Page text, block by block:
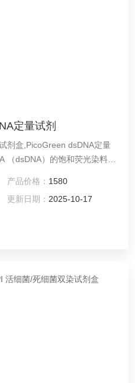
定量试剂
剂盒,PicoGreen dsDNA定量
（dsDNA）的饱和荧光染料，
dsDNA结合后才发出荧光，
生的荧光强度与dsDNA浓度
合于dsDNA的定量检测。
产品价格： 1580
更新日期： 2025-10-17